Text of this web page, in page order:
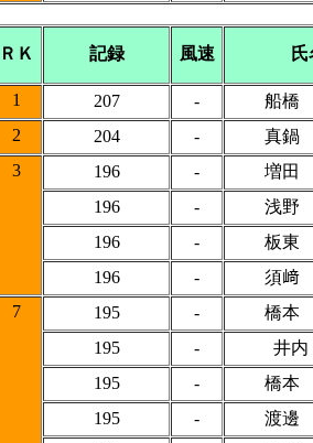
ＲＫ 記録 風速
1 207 -
船橋
2
204 -
真鍋
3
196 -
増田
196
-
浅野
196
-
板東
196
-
須﨑
7
195 -
橋本
195
-
井
195
-
橋本
195
-
渡邊